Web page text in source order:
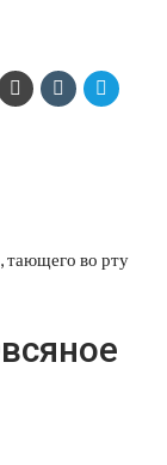
тающего во рту